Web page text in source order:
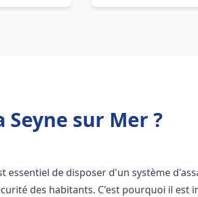
sur Mer ?
essentiel de disposer d'un système
des habitants. C'est pourquoi il est